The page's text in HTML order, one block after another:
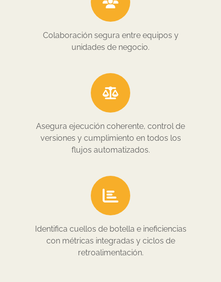
Colaboración segura entre equipos y
unidades de negocio.
Asegura ejecución coherente, control de
versiones y cumplimiento en todos los
flujos automatizados.
Identifica cuellos de botella e ineficiencias
con métricas integradas y ciclos de
retroalimentación.